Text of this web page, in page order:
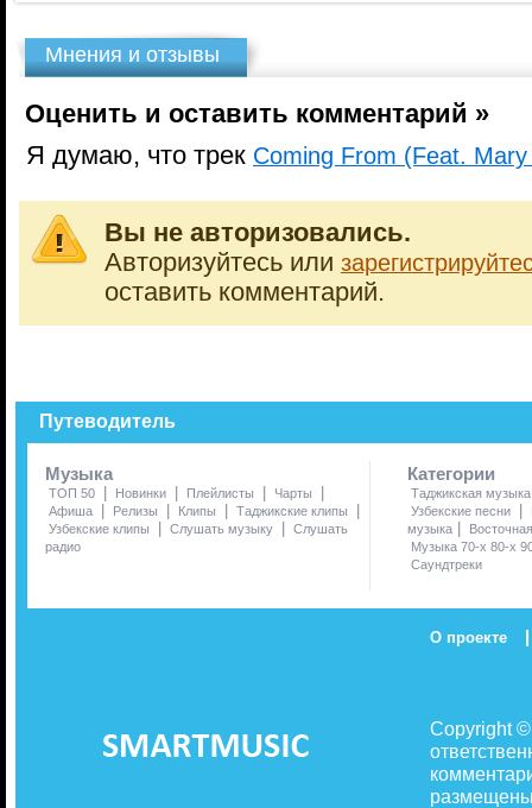
Мнения и отзывы
Оценить и оставить комментарий »
Я думаю, что трек Coming From (Feat.
Вы не авторизовались.
Авторизуйтесь или
оставить комментарий.
Путеводитель
Музыка
ТОП 50 | Новинки | Плейлисты | Чарты |
Афиша | Релизы | Клипы | Таджикские клипы |
Узбекские клипы | Слушать музыку | Слушать
радио
Категории
Таджикская музыка
Узбекские песни
|
музыка |
Музыка 70-х 80-х
Саундтреки
О проекте |
Copyright
размещены